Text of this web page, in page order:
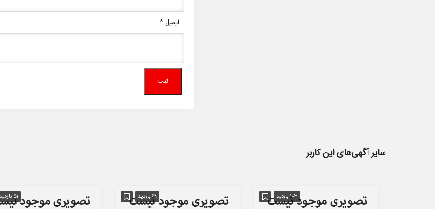
ایمیل*
سایر آگهی‌های این کاربر
103 بازدید 69 بازدید 51 بازدید